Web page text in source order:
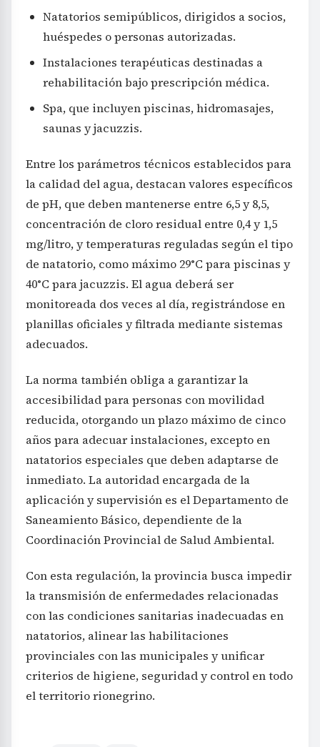
Natatorios semipúblicos, dirigidos a socios,
huéspedes o personas autorizadas.
Instalaciones terapéuticas destinadas a
rehabilitación bajo prescripción médica.
Spa, que incluyen piscinas, hidromasajes,
saunas y jacuzzis.
Entre los parámetros técnicos establecidos para
la calidad del agua, destacan valores específicos
de pH, que deben mantenerse entre 6,5 y 8,5,
concentración de cloro residual entre 0,4 y 1,5
mg/litro, y temperaturas reguladas según el tipo
de natatorio, como máximo 29°C para piscinas y
40°C para jacuzzis. El agua deberá ser
monitoreada dos veces al día, registrándose en
planillas oficiales y filtrada mediante sistemas
adecuados.
La norma también obliga a garantizar la
accesibilidad para personas con movilidad
reducida, otorgando un plazo máximo de cinco
años para adecuar instalaciones, excepto en
natatorios especiales que deben adaptarse de
inmediato. La autoridad encargada de la
aplicación y supervisión es el Departamento de
Saneamiento Básico, dependiente de la
Coordinación Provincial de Salud Ambiental.
Con esta regulación, la provincia busca impedir
la transmisión de enfermedades relacionadas
con las condiciones sanitarias inadecuadas en
natatorios, alinear las habilitaciones
provinciales con las municipales y unificar
criterios de higiene, seguridad y control en todo
el territorio rionegrino.